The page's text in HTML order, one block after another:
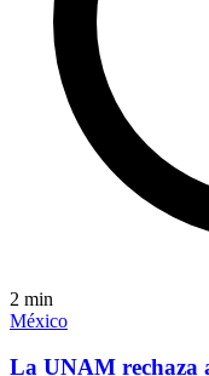
2 min
México
La UNAM rechaza